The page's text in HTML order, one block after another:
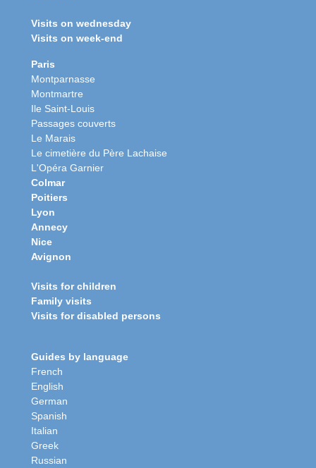
Visits on wednesday
Visits on week-end
Paris
Montparnasse
Montmartre
Ile Saint-Louis
Passages couverts
Le Marais
Le cimetière du Père Lachaise
L'Opéra Garnier
Colmar
Poitiers
Lyon
Annecy
Nice
Avignon
Visits for children
Family visits
Visits for disabled persons
Guides by language
French
English
German
Spanish
Italian
Greek
Russian